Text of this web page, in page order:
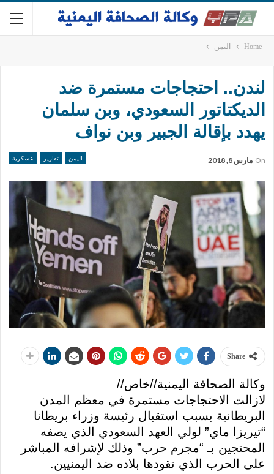
Home اليمن
لندن.. احتجاجات مستمرة ضد
الديكتاتور السعودي، وبن سلمان
يهدد بإقالة الجبير وبن نواف
اليمن تقارير عسكرية On مارس 8, 2018
Share
وكالة الصحافة اليمنية//خاص//
لازالت الاحتجاجات مستمرة في معظم المدن
البريطانية بسبب استقبال رئيسة وزراء بريطانا
“تيريزا ماي” لولي العهد السعودي الذي يصفه
المحتجين بـ “مجرم حرب” وذلك لإشرافه المباشر
على الحرب الذي تقودها بلاده ضد اليمنيين.